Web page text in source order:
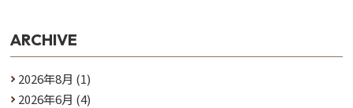
ARCHIVE
2026年8月 (1)
2026年6月 (4)